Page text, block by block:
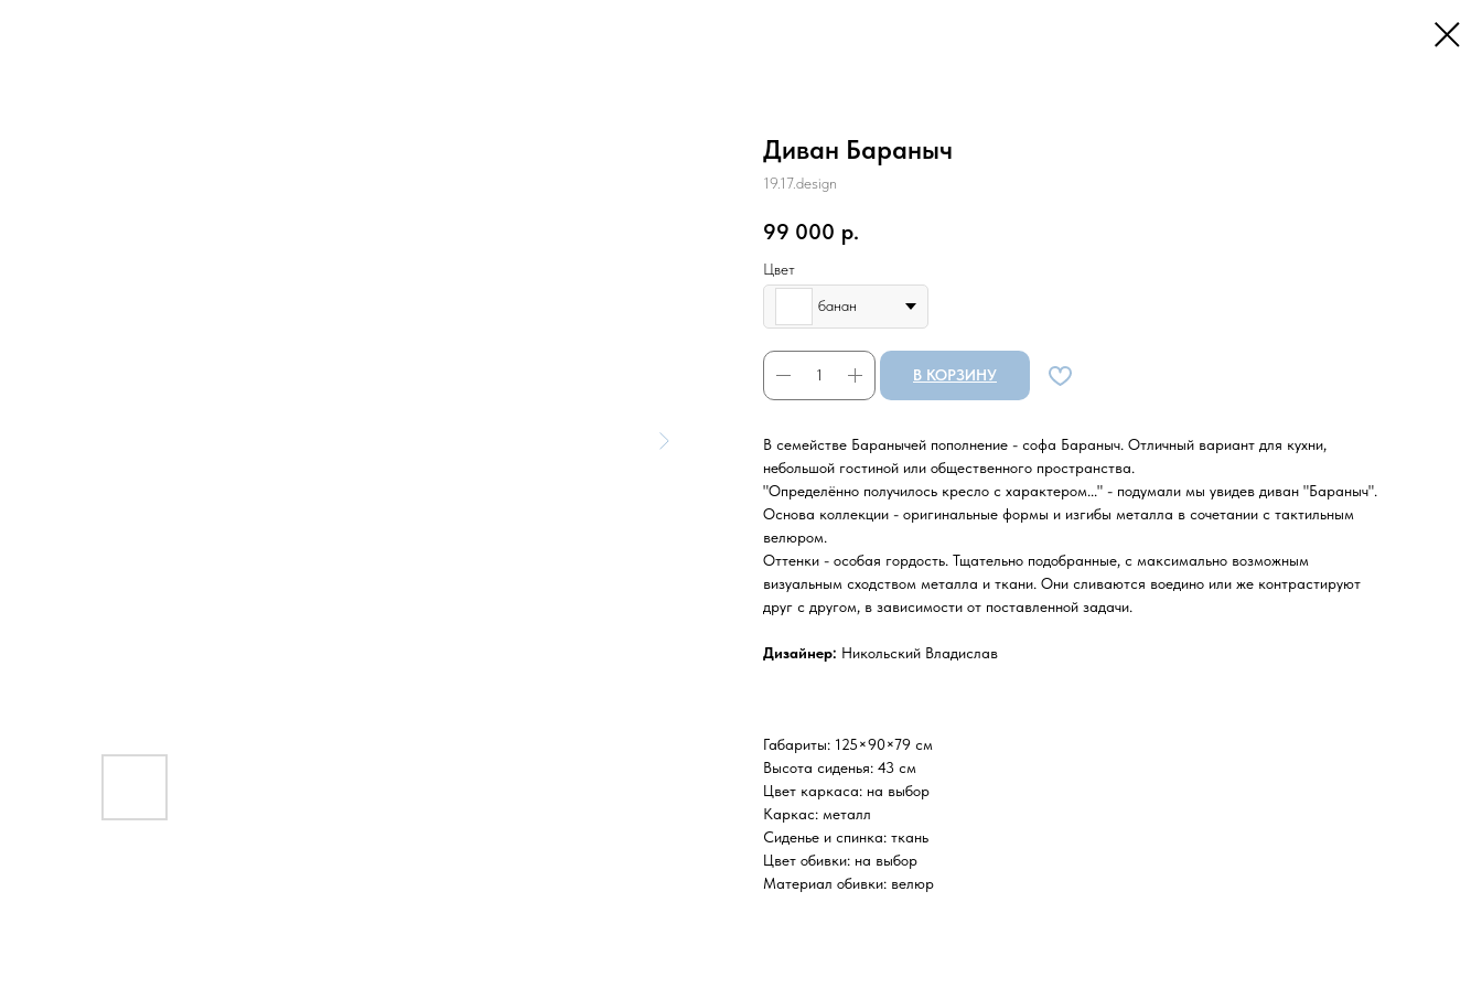
Диван Бараныч
19.17.design
99 000 р.
Цвет
банан
В КОРЗИНУ
В семействе Баранычей пополнение - софа Бараныч. Отличный вариант для кухни,
небольшой гостиной или общественного пространства.
"Определённо получилось кресло с характером..." - подумали мы увидев диван "Бараныч".
Основа коллекции - оригинальные формы и изгибы металла в сочетании с тактильным
велюром.
Оттенки - особая гордость. Тщательно подобранные, с максимально возможным
визуальным сходством металла и ткани. Они сливаются воедино или же контрастируют
друг с другом, в зависимости от поставленной задачи.
Дизайнер: Никольский Владислав
Габариты: 125×90×79 см
Высота сиденья: 43 см
Цвет каркаса: на выбор
Каркас: металл
Сиденье и спинка: ткань
Цвет обивки: на выбор
Материал обивки: велюр